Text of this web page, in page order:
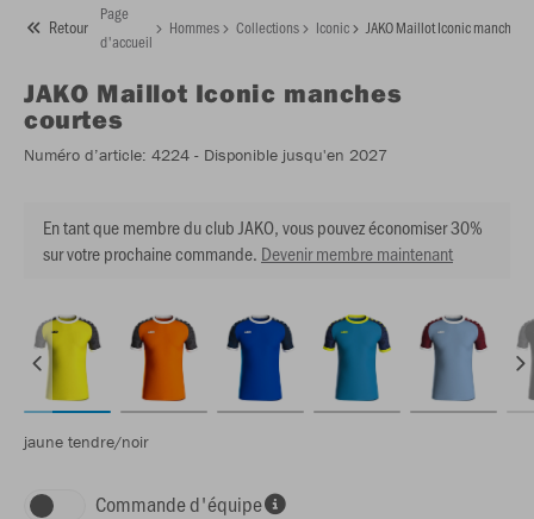
Retour
Page
d'accueil
Hommes Collections Iconic JAKO Maillot Iconic manches
JAKO Maillot Iconic manches
courtes
Numéro d’article: 4224 - Disponible jusqu'en 2027
En tant que membre du club JAKO, vous pouvez économiser 30%
sur votre prochaine commande. Devenir membre maintenant
jaune tendre/noir
Commande d'équipe